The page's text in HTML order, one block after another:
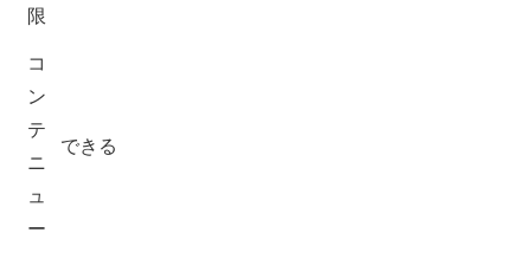
限
コ
ン
テ
ニ
ュ
ー
できる